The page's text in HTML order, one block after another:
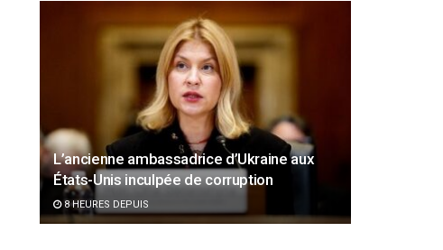
L’ancienne ambassadrice d’Ukraine aux
États-Unis inculpée de corruption
8 HEURES DEPUIS